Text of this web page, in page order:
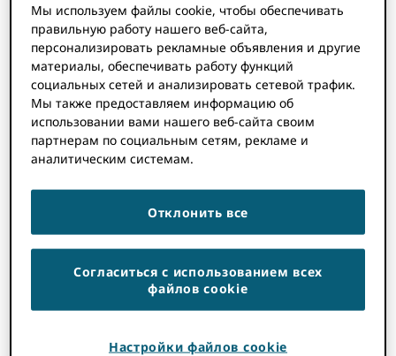
организациями по всему миру и
являющуюся крупнейшим в мире
хостингом исходного кода.
Chris ShillumИсполнительный директор
ORCID сказал: «Интеграция между ORCID и
из самых востребованных функций
нашего сообщества, поэтому мы рады
объявить об этом партнерстве. В
сотрудничество позволит огромному
количеству людей, которые вносят свой
частично, посредством разработки
Мы используем файлы cookie, чтобы обеспечивать
правильную работу нашего веб-сайта,
персонализировать рекламные объявления и другие
материалы, обеспечивать работу функций
социальных сетей и анализировать сетевой трафик.
Мы также предоставляем информацию об
использовании вами нашего веб-сайта своим
партнерам по социальным сетям, рекламе и
аналитическим системам.
Отклонить все
Согласиться с использованием всех
файлов cookie
Настройки файлов cookie